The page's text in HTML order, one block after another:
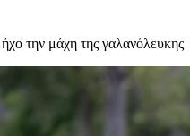
την μάχη της γαλανόλευκης